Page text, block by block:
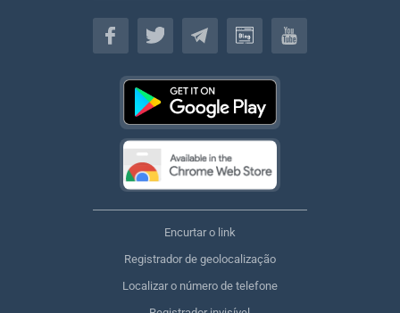
Brasileiro
Encurtar o link
Registrador de geolocalização
Localizar o número de telefone